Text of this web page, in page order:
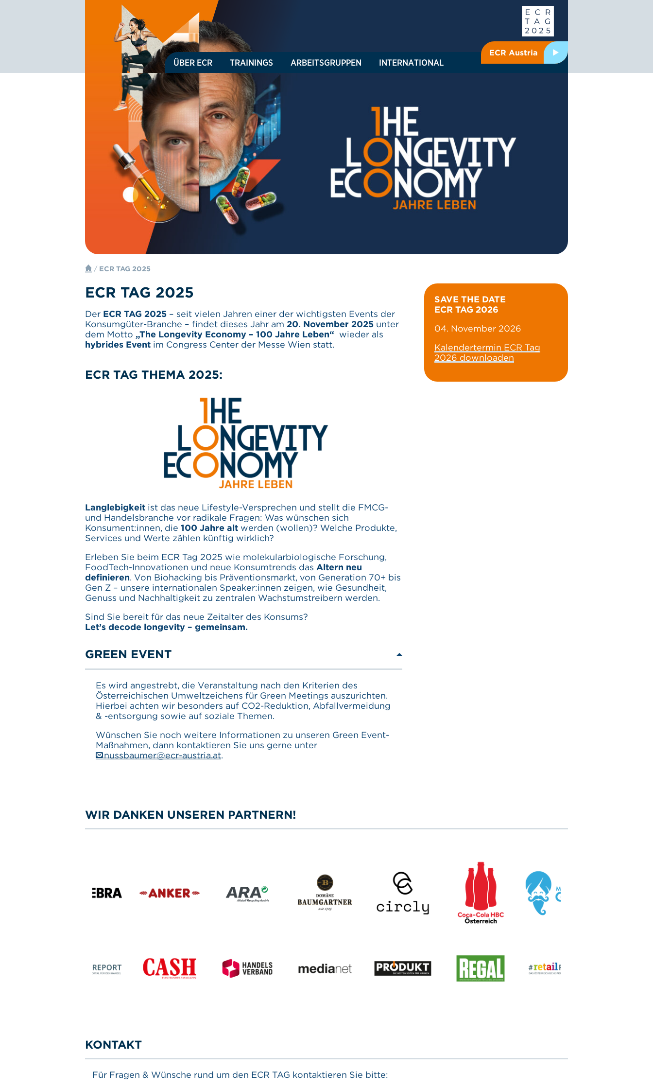
Logo: ECR Austria
ECR Austria
ÜBER ECR TRAININGS ARBEITSGRUPPEN INTERNATIONAL
/ ECR TAG 2025
ECR TAG 2025
Der ECR TAG 2025– seit vielen Jahren einer der wichtigsten Events der
Konsumgüter-Branche – findet dieses Jahr am 20. November 2025unter
dem Motto „The Longevity Economy – 100 Jahre Leben“ wieder als
hybrides Event im Congress Center der Messe Wien statt.
ECR TAG THEMA 2025:
Langlebigkeitist das neue Lifestyle-Versprechen und stellt die FMCG-
und Handelsbranche vor radikale Fragen: Was wünschen sich
Konsument:innen, die 100 Jahre altwerden (wollen)? Welche Produkte,
Services und Werte zählen künftig wirklich?
Erleben Sie beim ECR Tag 2025 wie molekularbiologische Forschung,
FoodTech-Innovationen und neue Konsumtrends das Altern neu
definieren. Von Biohacking bis Präventionsmarkt, von Generation 70+ bis
Gen Z – unsere internationalen Speaker:innen zeigen, wie Gesundheit,
Genuss und Nachhaltigkeit zu zentralen Wachstumstreibern werden.
Sind Sie bereit für das neue Zeitalter des Konsums?
Let’s decode longevity – gemeinsam.
GREEN EVENT
Es wird angestrebt, die Veranstaltung nach den Kriterien des
Österreichischen Umweltzeichens für Green Meetings auszurichten.
Hierbei achten wir besonders auf CO2-Reduktion, Abfallvermeidung
& -entsorgung sowie auf soziale Themen.
Wünschen Sie noch weitere Informationen zu unseren Green Event-
Maßnahmen, dann kontaktieren Sie uns gerne unter
nussbaumer@ecr-austria.at.
SAVE THE DATE
ECR TAG 2026
04. November 2026
Kalendertermin ECR Tag
2026 downloaden
WIR DANKEN UNSEREN PARTNERN!
KONTAKT
Für Fragen & Wünsche rund um den ECR TAG kontaktieren Sie bitte: